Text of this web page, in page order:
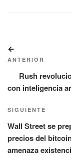
de
entradas
anterior:
ANTERIOR
Rush
con inteligencia
Siguiente
entrada
SIGUIENTE
Wall Street se
precios del
amenaza